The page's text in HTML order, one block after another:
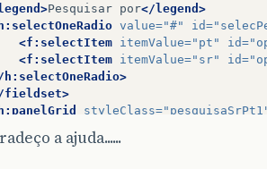
Pesquisar por</legend>
value="#" id=
<f:selectItem itemValue="pt" id=
<f:selectItem itemValue="sr" id=
h:selectOneRadio>
fieldset>
styleClass=
id="txtpatr"
a ajuda......